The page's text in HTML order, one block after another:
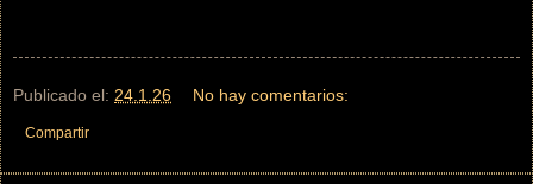
Publicado el: 24.1.26 No hay comentarios:
Compartir